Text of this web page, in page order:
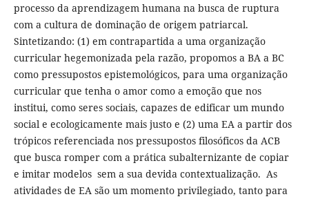
processo da aprendizagem humana na busca de ruptura
com a cultura de dominação de origem patriarcal.
Sintetizando: (1) em contrapartida a uma organização
curricular hegemonizada pela razão, propomos a BA a BC
como pressupostos epistemológicos, para uma organização
curricular que tenha o amor como a emoção que nos
institui, como seres sociais, capazes de edificar um mundo
social e ecologicamente mais justo e (2) uma EA a partir dos
trópicos referenciada nos pressupostos filosóficos da ACB
que busca romper com a prática subalternizante de copiar
e imitar modelos sem a sua devida contextualização. As
atividades de EA são um momento privilegiado, tanto para